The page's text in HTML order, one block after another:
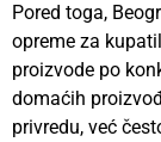
Pored toga,
opreme za
proizvode po
domaćih
privredu, već